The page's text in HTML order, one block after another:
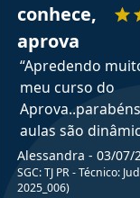
conhece,
aprova
“Apredendo
meu curso do
Aprova..parabéns
aulas são
me ajudam a
melhor os
Alessandra - 03/07/
SGC: TJ PR - Técnico:
2025_006)